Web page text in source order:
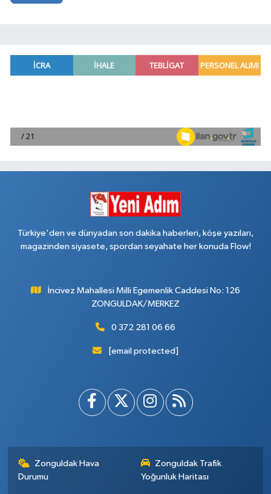
Türkiye'den ve dünyadan son dakika haberleri, köşe yazıları,
magazinden siyasete, spordan seyahate her konuda Flow!
İncivez Mahallesi Milli Egemenlik Caddesi No: 126
ZONGULDAK/MERKEZ
0 372 281 06 66
[email protected]
Zonguldak Hava
Durumu
Zonguldak Trafik
Yoğunluk Haritası